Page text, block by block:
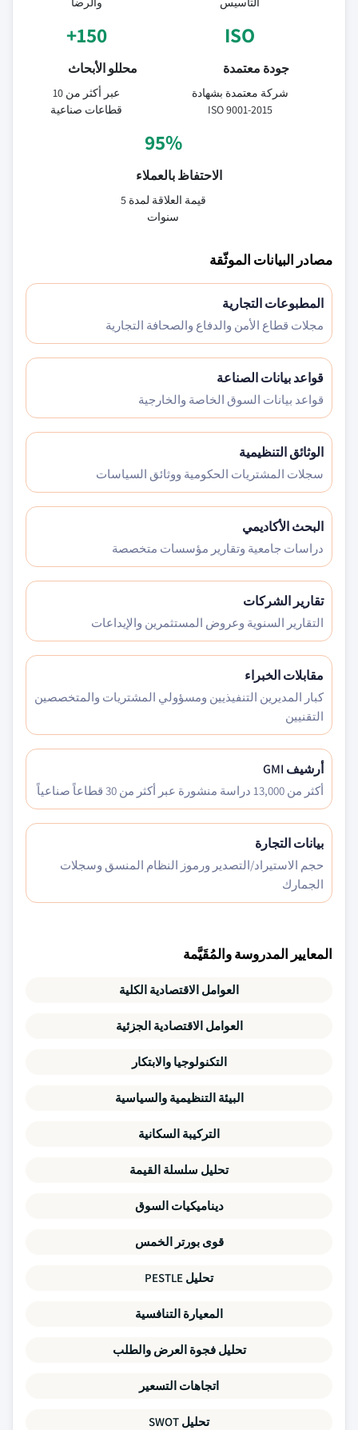
ISO
جودة معتمدة
شركة معتمدة بشهادة
ISO 9001-2015
150+
محللو الأبحاث
عبر أكثر من 10
قطاعات صناعية
95%
الاحتفاظ بالعملاء
قيمة العلاقة لمدة 5
سنوات
مصادر البيانات الموثّقة
المطبوعات التجارية
مجلات قطاع الأمن والدفاع والصحافة التجارية
قواعد بيانات الصناعة
قواعد بيانات السوق الخاصة والخارجية
الوثائق التنظيمية
سجلات المشتريات الحكومية ووثائق السياسات
البحث الأكاديمي
دراسات جامعية وتقارير مؤسسات متخصصة
تقارير الشركات
التقارير السنوية وعروض المستثمرين والإيداعات
مقابلات الخبراء
كبار المديرين التنفيذيين ومسؤولي المشتريات والمتخصصين
التقنيين
أرشيف GMI
أكثر من 13,000 دراسة منشورة عبر أكثر من 30 قطاعاً صناعياً
بيانات التجارة
حجم الاستيراد/التصدير ورموز النظام المنسق وسجلات
الجمارك
المعايير المدروسة والمُقَيَّمة
العوامل الاقتصادية الكلية
العوامل الاقتصادية الجزئية
التكنولوجيا والابتكار
البيئة التنظيمية والسياسية
التركيبة السكانية
تحليل سلسلة القيمة
ديناميكيات السوق
قوى بورتر الخمس
تحليل PESTLE
المعيارة التنافسية
تحليل فجوة العرض والطلب
اتجاهات التسعير
تحليل SWOT